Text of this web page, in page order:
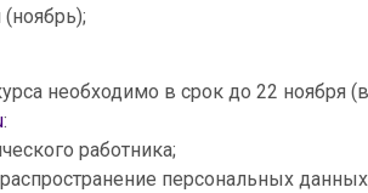
необходимо в срок до 22 ноября
:
работника;
персональных